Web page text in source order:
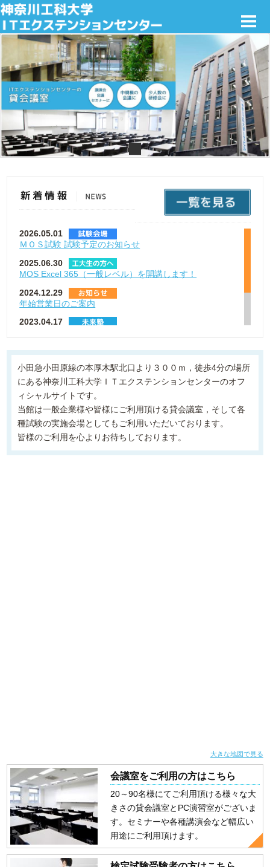
神奈川工科大学サテライトキャンパス
試 験 会 場
神奈川工科大学在学生の方へ
企業情報
2026.05.01
ＭＯＳ試験 試験予定のお知らせ
2025.06.30
MOS Excel 365（一般レベル）を開講します！
2024.12.29
年始営業日のご案内
2023.04.17
2020.08.18
コロナウイルス感染対策
小田急小田原線の本厚木駅北口より３００ｍ，徒歩4分の場所
にある神奈川工科大学ＩＴエクステンションセンターのオフ
ィシャルサイトです。
当館は一般企業様や皆様にご利用頂ける貸会議室，そして各
種試験の実施会場としてもご利用いただいております。
皆様のご利用を心よりお待ちしております。
大きな地図で見る
会議室をご利用の方はこちら
20～90名様にてご利用頂ける様々な大
きさの貸会議室とPC演習室がございま
す。セミナーや各種講演会など幅広い
用途にご利用頂けます。